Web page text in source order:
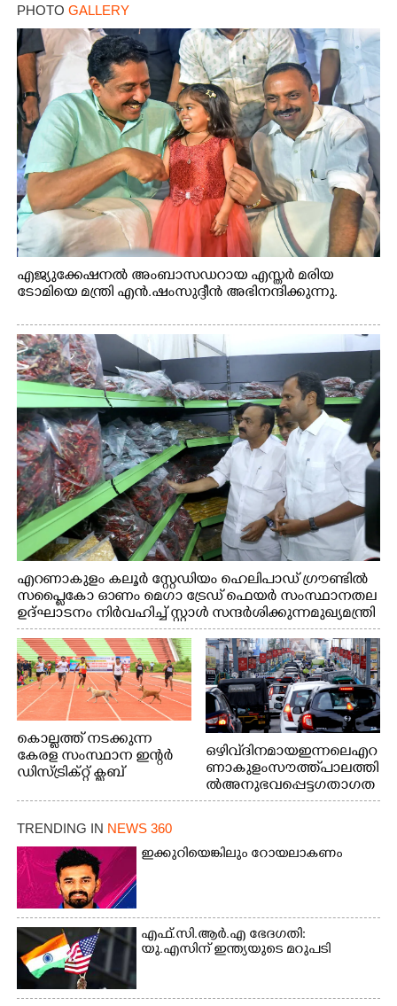
PHOTO GALLERY
എജ്യുക്കേഷനൽ അംബാസഡറായ എസ്തർ മരിയ
ടോമിയെ മന്ത്രി എൻ.ഷംസുദ്ദീൻ അഭിനന്ദിക്കുന്നു.
എറണാകുളം കലൂർ സ്റ്റേഡിയം ഹെലിപാഡ് ഗ്രൗണ്ടിൽ
സപ്ളൈകോ ഓണം മെഗാ ട്രേഡ് ഫെയർ സംസ്ഥാനതല
ഉദ്ഘാടനം നിർവഹിച്ച് സ്റ്റാൾ സന്ദർശിക്കുന്ന മുഖ്യമന്ത്രി
വി.ഡി. സതീശൻ. മന്ത്രി അനൂപ് ജേക്കബ് സമീപം
കൊല്ലത്ത് നടക്കുന്ന
കേരള സംസ്ഥാന ഇന്റർ
ഡിസ്ട്രിക്റ്റ് ക്ലബ്
ചാമ്പ്യൻഷിപ്പിൽ അണ്ടർ
20 ആൺകുട്ടികളുടെ 200
മത്സരത്തിനിടെ സിന്തറ്റിക്
ട്രാക്കിന് കുറുകെ ഓടുന്ന
നായകൾ.
ഒഴിവ് ദിനമായ ഇന്നലെ എറ
ണാകുളം സൗത്ത് പാലത്തി
ൽ അനുഭവപ്പെട്ട ഗതാഗത
ക്കുരുക്ക്
TRENDING IN NEWS 360
ഇക്കുറിയെങ്കിലും റോയലാകണം
എഫ്.സി.ആർ.എ ഭേദഗതി:
യു.എസിന് ഇന്ത്യയുടെ മറുപടി